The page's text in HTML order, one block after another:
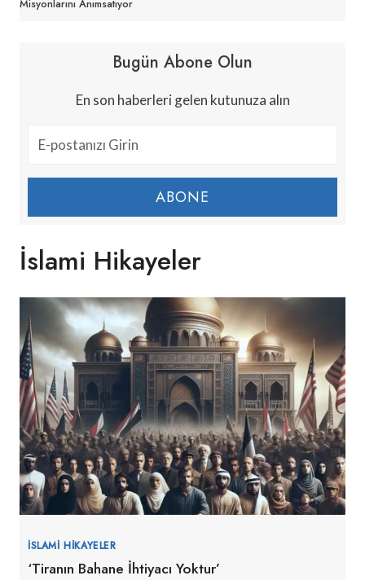
Misyonlarını Anımsatıyor
Bugün Abone Olun
En son haberleri gelen kutunuza alın
ABONE
İslami Hikayeler
İSLAMI HIKAYELER
‘Tiranın Bahane İhtiyacı Yoktur’